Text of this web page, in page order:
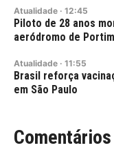
Atualidade · 12:45
Piloto de 28 anos
aeródromo de
Atualidade · 11:55
Brasil reforça
em São Paulo
Comentários